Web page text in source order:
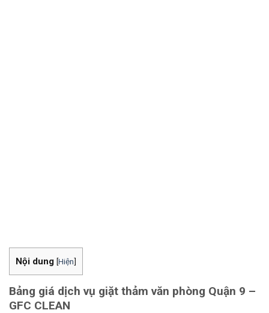
Nội dung [Hiện]
Bảng giá dịch vụ giặt thảm văn phòng Quận 9 –
GFC CLEAN